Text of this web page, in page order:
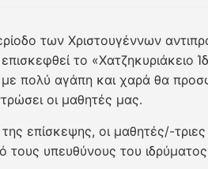
των Χριστουγέννων
το «Χατζηκυριάκειο
πολύ αγάπη και χαρά θα
οι μαθητές μας.
της επίσκεψης, οι μαθητές/-
τους υπευθύνους του